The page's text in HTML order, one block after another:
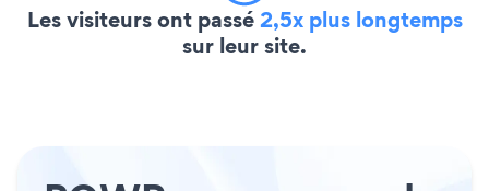
Les visiteurs ont passé2,5x plus longtemps
sur leur site.